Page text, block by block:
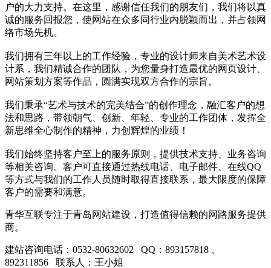
户的大力支持。在这里，感谢信任我们的朋友们，我们将以真
诚的服务回报您，使网站在众多同行业内脱颖而出，并占领网
络市场先机。
我们拥有三年以上的工作经验，专业的设计师来自美术艺术设
计系，我们精诚合作的团队，为您量身打造最优的网页设计、
网站策划方案等作品，圆满实现双方合作的宗旨。
我们秉承“艺术与技术的完美结合”的创作理念，融汇客户的想
法和思路，带领朝气、创新、年轻、专业的工作团体，发挥全
新思维全心制作的精神，力创辉煌的业绩！
我们始终坚持客户至上的服务原则，提供技术支持、业务咨询
等相关咨询。客户可直接通过热线电话、电子邮件、在线QQ
等方式与我们的工作人员随时取得直接联系，最大限度的保障
客户的需要和满意。
青华互联专注于青岛网站建设，打造值得信赖的网路服务提供
商。
建站咨询电话：0532-80632602 QQ：893157818 、
892311856 联系人：王小姐